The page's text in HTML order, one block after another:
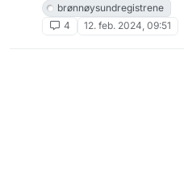
brønnøysundregistrene
4
12. feb. 2024, 09:51